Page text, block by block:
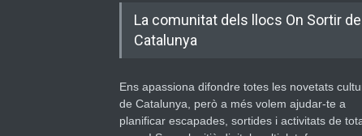
La comunitat dels llocs On Sortir de
Catalunya
Ens apassiona difondre totes les novetats
de Catalunya, però a més volem ajudar-te a
planificar escapades, sortides i activitats de